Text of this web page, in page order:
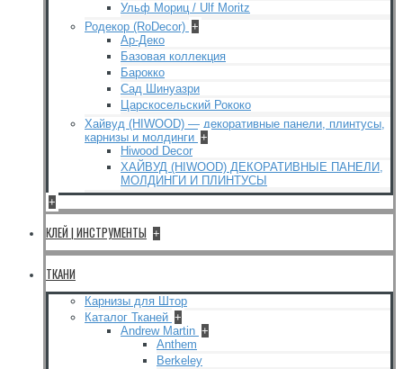
Ульф Мориц / Ulf Moritz
Родекор (RoDecor) +
Ар-Деко
Базовая коллекция
Барокко
Сад Шинуазри
Царскосельский Рококо
Хайвуд (HIWOOD) — декоративные панели, плинтусы,
карнизы и молдинги +
Hiwood Decor
ХАЙВУД (HIWOOD) ДЕКОРАТИВНЫЕ ПАНЕЛИ,
МОЛДИНГИ И ПЛИНТУСЫ
+
КЛЕЙ | ИНСТРУМЕНТЫ +
ТКАНИ
Карнизы для Штор
Каталог Тканей +
Andrew Martin +
Anthem
Berkeley